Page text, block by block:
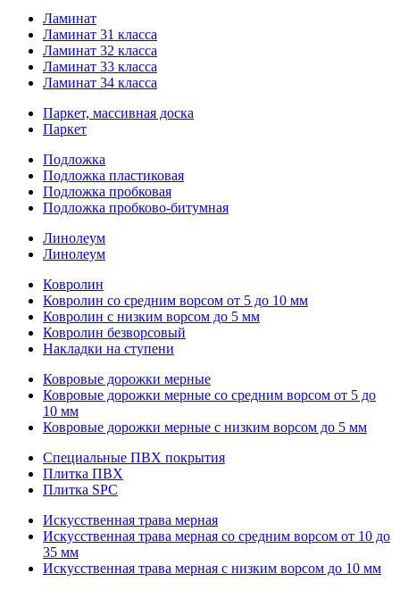
Ламинат
Ламинат 31 класса
Ламинат 32 класса
Ламинат 33 класса
Ламинат 34 класса
Паркет, массивная доска
Паркет
Подложка
Подложка пластиковая
Подложка пробковая
Подложка пробково-битумная
Линолеум
Линолеум
Ковролин
Ковролин со средним ворсом от 5 до 10 мм
Ковролин с низким ворсом до 5 мм
Ковролин безворсовый
Накладки на ступени
Ковровые дорожки мерные
Ковровые дорожки мерные со средним ворсом от 5 до
10 мм
Ковровые дорожки мерные с низким ворсом до 5 мм
Специальные ПВХ покрытия
Плитка ПВХ
Плитка SPC
Искуccтвенная трава мерная
Искусственная трава мерная со средним ворсом от 10 до
35 мм
Искусственная трава мерная с низким ворсом до 10 мм